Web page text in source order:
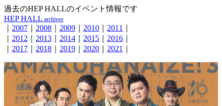
過去のHEP HALLのイベント情報です
HEP HALL archives
2007 2008 2009 2010 2011
2012 2013 2014 2015 2016
2017 2018 2019 2020 2021